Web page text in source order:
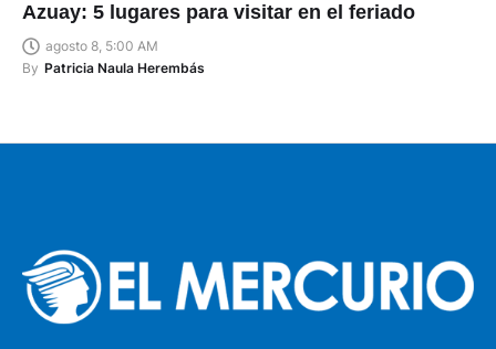
Azuay: 5 lugares para visitar en el feriado
agosto 8, 5:00 AM
By Patricia Naula Herembás